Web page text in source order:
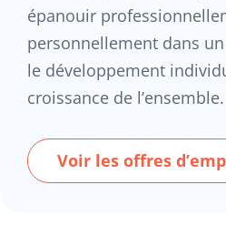
épanouir
personnellement dans
le développement
croissance de l’ensemble.
Voir les offres